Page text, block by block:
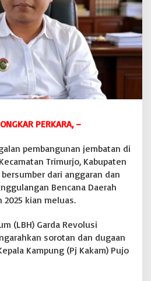
PERKARA, –
pembangunan jembatan di
Trimurjo, Kabupaten
dari anggaran dan
Bencana Daerah
2025 kian meluas.
(LBH) Garda Revolusi
sorotan dan dugaan
Kampung (Pj Kakam) Pujo